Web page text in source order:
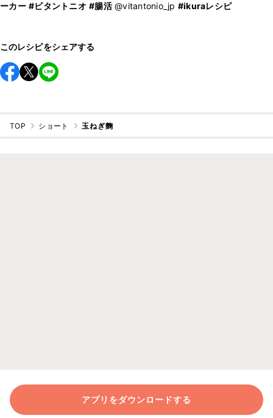
ーカー #ビタントニオ #腸活@vitantonio_jp #ikuraレシピ
このレシピをシェアする
TOP ショート 玉ねぎ麴
アプリをダウンロードする